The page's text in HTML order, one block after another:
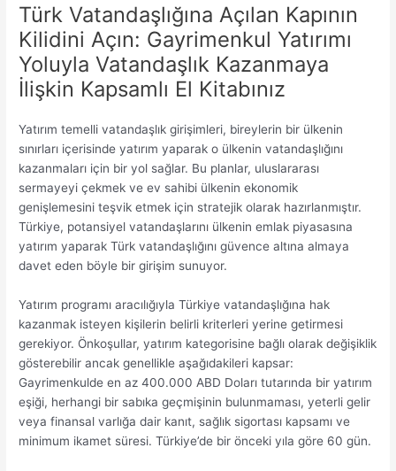
Türk Vatandaşlığına Açılan Kapının
Kilidini Açın: Gayrimenkul Yatırımı
Yoluyla Vatandaşlık Kazanmaya
İlişkin Kapsamlı El Kitabınız
Yatırım temelli vatandaşlık girişimleri, bireylerin bir ülkenin
sınırları içerisinde yatırım yaparak o ülkenin vatandaşlığını
kazanmaları için bir yol sağlar. Bu planlar, uluslararası
sermayeyi çekmek ve ev sahibi ülkenin ekonomik
genişlemesini teşvik etmek için stratejik olarak hazırlanmıştır.
Türkiye, potansiyel vatandaşlarını ülkenin emlak piyasasına
yatırım yaparak Türk vatandaşlığını güvence altına almaya
davet eden böyle bir girişim sunuyor.
Yatırım programı aracılığıyla Türkiye vatandaşlığına hak
kazanmak isteyen kişilerin belirli kriterleri yerine getirmesi
gerekiyor. Önkoşullar, yatırım kategorisine bağlı olarak değişiklik
gösterebilir ancak genellikle aşağıdakileri kapsar:
Gayrimenkulde en az 400.000 ABD Doları tutarında bir yatırım
eşiği, herhangi bir sabıka geçmişinin bulunmaması, yeterli gelir
veya finansal varlığa dair kanıt, sağlık sigortası kapsamı ve
minimum ikamet süresi. Türkiye’de bir önceki yıla göre 60 gün.